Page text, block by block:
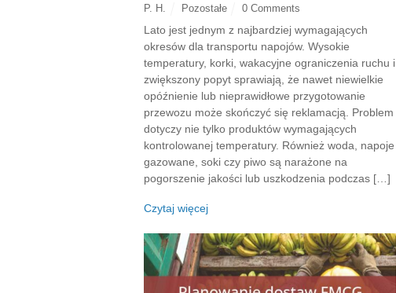
P. H. Pozostałe 0 Comments
Lato jest jednym z najbardziej wymagających
okresów dla transportu napojów. Wysokie
temperatury, korki, wakacyjne ograniczenia ruchu i
zwiększony popyt sprawiają, że nawet niewielkie
opóźnienie lub nieprawidłowe przygotowanie
przewozu może skończyć się reklamacją. Problem
dotyczy nie tylko produktów wymagających
kontrolowanej temperatury. Również woda, napoje
gazowane, soki czy piwo są narażone na
pogorszenie jakości lub uszkodzenia podczas […]
Czytaj więcej